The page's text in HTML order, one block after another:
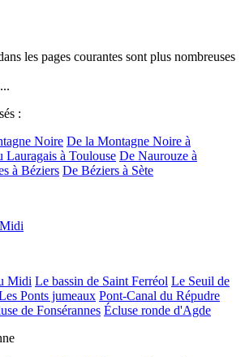
les pages courantes sont plus nombreuses
:
Noire De la Montagne Noire à
Lauragais à Toulouse De Naurouze à
à Béziers De Béziers à Sète
Midi Le bassin de Saint Ferréol Le Seuil de
Ponts jumeaux Pont-Canal du Répudre
de Fonsérannes Écluse ronde d'Agde